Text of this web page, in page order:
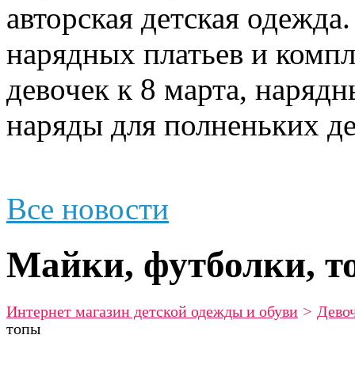
авторская детская
нарядных платьев и
девочек к 8 марта,
наряды для полненьких
Все новости
Майки, футболки,
Интернет магазин детской одежды и обуви >
топы